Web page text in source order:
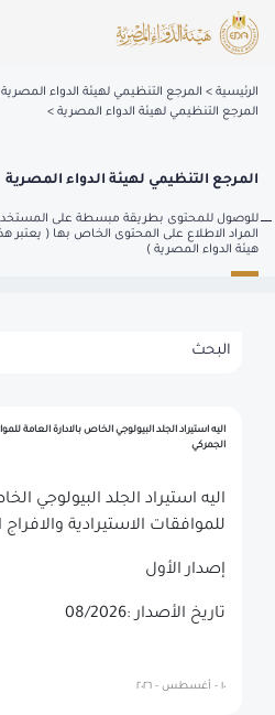
الرئيسية
المرجع التنظيمي لهيئة الدواء المصرية
المرجع التنظيمي لهيئة الدواء المصرية
المرجع التنظيمي لهيئة الدواء المصرية
للوصول للمحتوى بطريقة مبسطة على المستخدم
المراد الاطلاع على المحتوى الخاص بها (
هيئة الدواء المصرية )
اليه استيراد الجلد البيولوجي الخاص بالادارة العامة
الجمركي
اليه استيراد الجلد البيولوجي
للموافقات الاستيرادية
إصدار الأول
تاريخ الأصدار :08/2026
١٠ - أغسطس - ٢٠٢٦